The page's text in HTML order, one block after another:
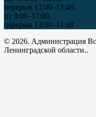
перерыв 13:00–13:48;
пт 9:00–17:00,
перерыв 13:00–13:48
© 2026. Администрация
Ленинградской области..